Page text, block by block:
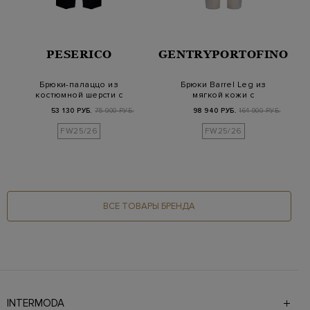
PESERICO
Брюки-палаццо из
костюмной шерсти с
53 130 РУБ. 75 900 РУБ.
FW25/26
GENTRYPORTOFINO
Брюки Barrel Leg из
мягкой кожи с
98 940 РУБ. 164 900 РУБ.
FW25/26
ВСЕ ТОВАРЫ БРЕНДА
INTERMODA